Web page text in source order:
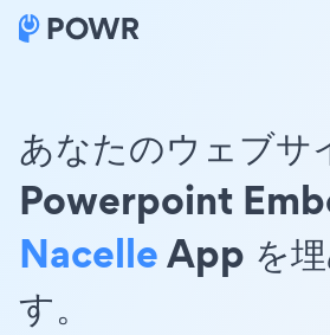
あなたのウェブサ
Powerpoint
NacelleApp を埋
す。